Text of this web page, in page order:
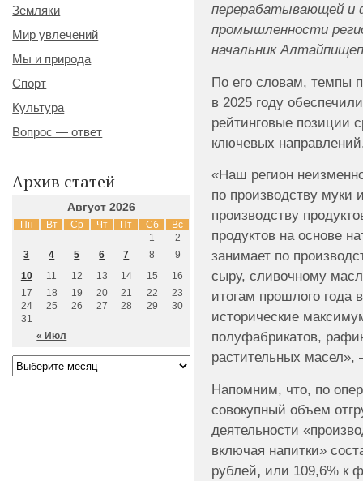
перерабатывающей и
промышленности
начальник
По его словам, темпы
в 2025 году
рейтинговые позиции
ключевых
«Наш регион
по производству муки
производству
продуктов на основе
занимает по
сыру, сливочному
итогам прошлого года
исторические
полуфабрикатов,
растительных
Напомним, что, по
совокупный объем
деятельности
включая напитки»
рублей, или 109,6% к
Земляки
Мир увлечений
Мы и природа
Спорт
Культура
Вопрос — ответ
Архив статей
Август 2026
Пн Вт Ср Чт Пт Сб Вс
« Июл
1
2
3
4 5 6 7 8
9
10
11 12 13 14 15
16
17
18 19 20 21 22
23
24
25 26 27 28 29
30
31